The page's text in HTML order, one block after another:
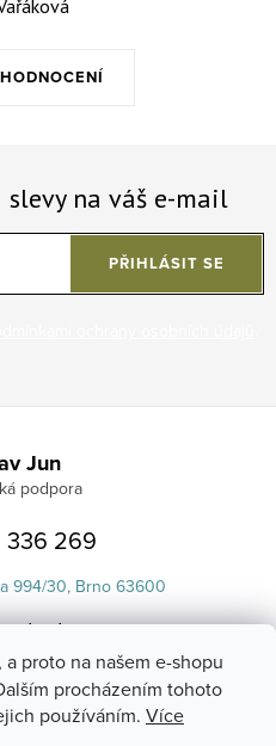
a proto na našem e-shopu
procházením tohoto
používáním. Více
na váš e-mail
PŘIHLÁSIT SE
Jun
336 269
994/30, Brno 63600
uvlasku.cz